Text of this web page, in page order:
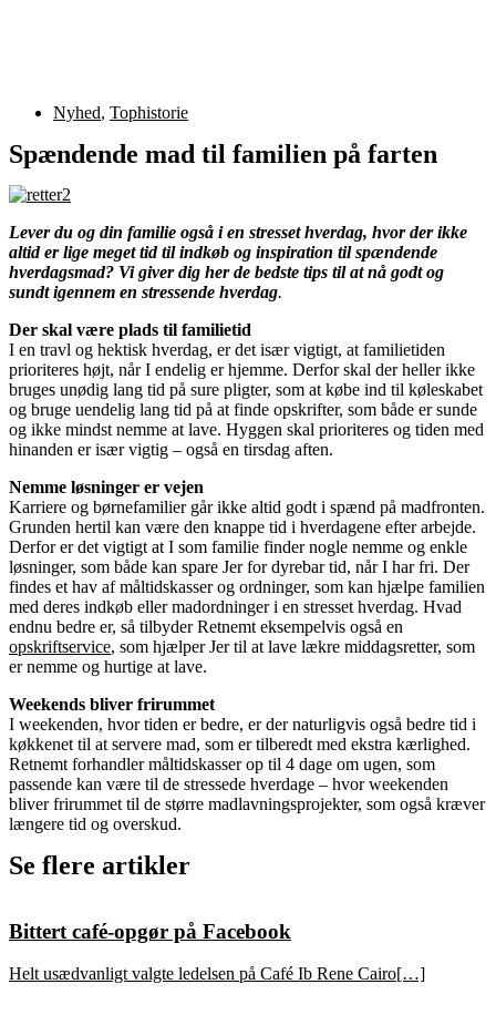
Nyhed, Tophistorie
Spændende mad til familien på farten
Lever du og din familie også i en stresset hverdag, hvor der ikke
altid er lige meget tid til indkøb og inspiration til spændende
hverdagsmad? Vi giver dig her de bedste tips til at nå godt og
sundt igennem en stressende hverdag.
Der skal være plads til familietid
I en travl og hektisk hverdag, er det især vigtigt, at familietiden
prioriteres højt, når I endelig er hjemme. Derfor skal der heller ikke
bruges unødig lang tid på sure pligter, som at købe ind til køleskabet
og bruge uendelig lang tid på at finde opskrifter, som både er sunde
og ikke mindst nemme at lave. Hyggen skal prioriteres og tiden med
hinanden er især vigtig – også en tirsdag aften.
Nemme løsninger er vejen
Karriere og børnefamilier går ikke altid godt i spænd på madfronten.
Grunden hertil kan være den knappe tid i hverdagene efter arbejde.
Derfor er det vigtigt at I som familie finder nogle nemme og enkle
løsninger, som både kan spare Jer for dyrebar tid, når I har fri. Der
findes et hav af måltidskasser og ordninger, som kan hjælpe familien
med deres indkøb eller madordninger i en stresset hverdag. Hvad
endnu bedre er, så tilbyder Retnemt eksempelvis også en
opskriftservice, som hjælper Jer til at lave lækre middagsretter, som
er nemme og hurtige at lave.
Weekends bliver frirummet
I weekenden, hvor tiden er bedre, er der naturligvis også bedre tid i
køkkenet til at servere mad, som er tilberedt med ekstra kærlighed.
Retnemt forhandler måltidskasser op til 4 dage om ugen, som
passende kan være til de stressede hverdage – hvor weekenden
bliver frirummet til de større madlavningsprojekter, som også kræver
længere tid og overskud.
Se flere artikler
Bittert café-opgør på Facebook
Helt usædvanligt valgte ledelsen på Café Ib Rene Cairo[…]